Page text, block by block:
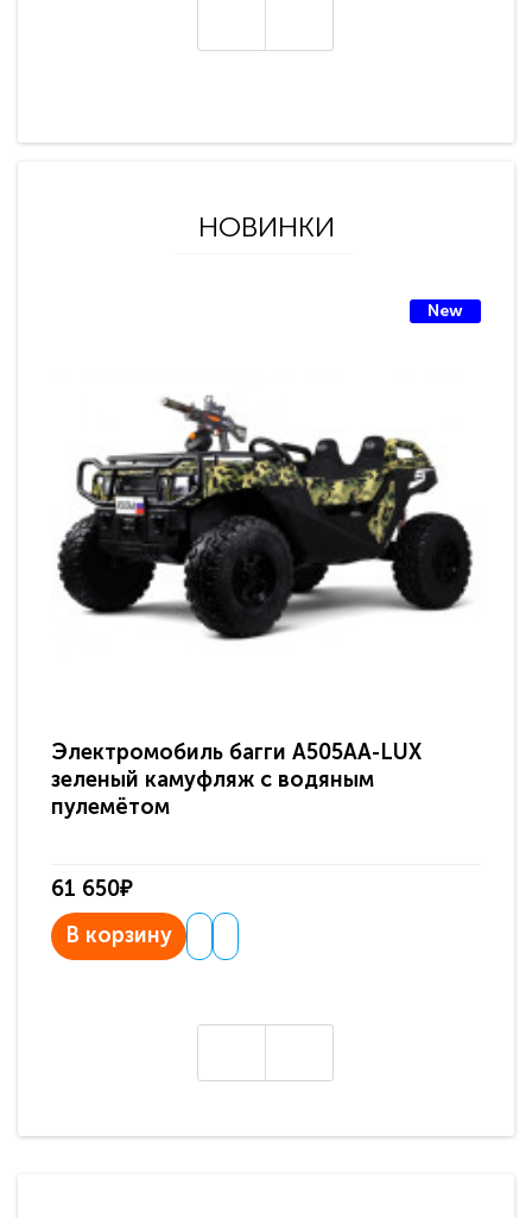
НОВИНКИ
New
Электромобиль багги A505AA-LUX
зеленый камуфляж с водяным
пулемётом
61 650₽
В корзину